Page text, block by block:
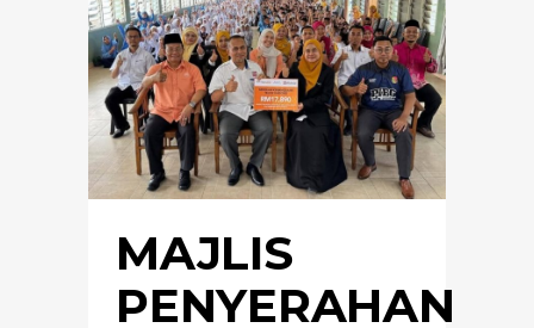
MAJLIS
PENYERAHAN